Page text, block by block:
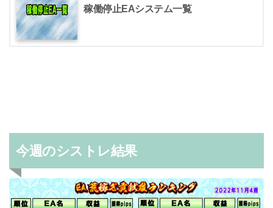
稼働停止EAシステム一覧
今週のシストレ結果